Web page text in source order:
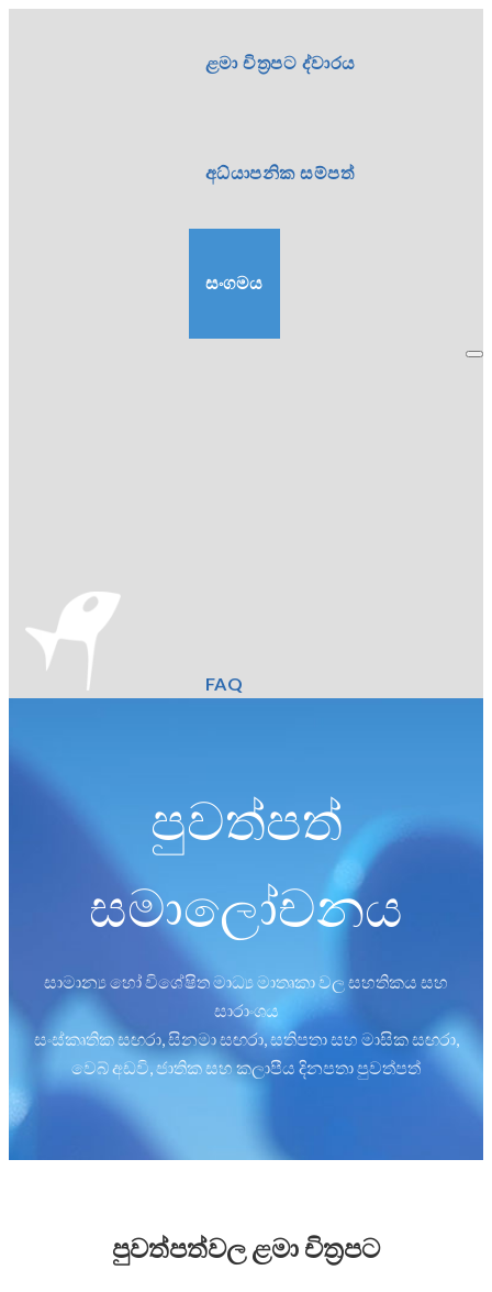
ළමා චිත්‍රපට ද්වාරය
අධ්යාපනික සම්පත්
සංගමය
FAQ
පුවත්පත්
සමාලෝචනය
සාමාන්‍ය හෝ විශේෂිත මාධ්‍ය මාතෘකා වල සහතිකය සහ
සාරාංශය
සංස්කෘතික සඟරා, සිනමා සඟරා, සතිපතා සහ මාසික සඟරා,
වෙබ් අඩවි, ජාතික සහ කලාපීය දිනපතා පුවත්පත්
පුවත්පත්වල ළමා චිත්‍රපට